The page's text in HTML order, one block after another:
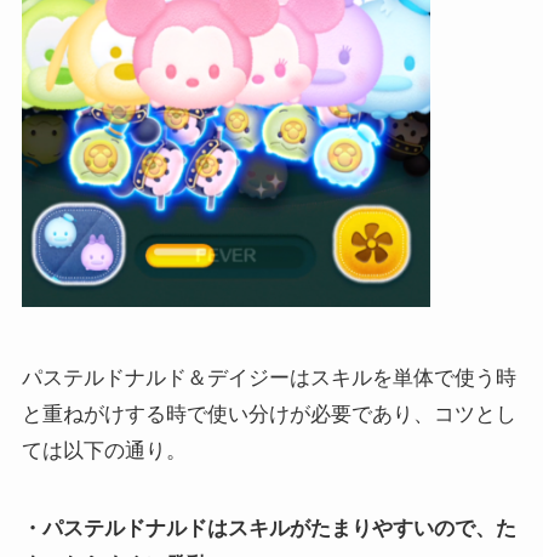
パステルドナルド＆デイジーはスキルを単体で使う時
と重ねがけする時で使い分けが必要であり、コツとし
ては以下の通り。
・パステルドナルドはスキルがたまりやすいので、た